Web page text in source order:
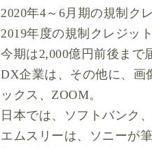
2020年4～6月期の規制ク
2019年度の規制クレジッ
今期は2,000億円前後まで
DX企業は、その他に、画
ックス、ZOOM。
日本では、ソフトバンク
エムスリーは、ソニーが